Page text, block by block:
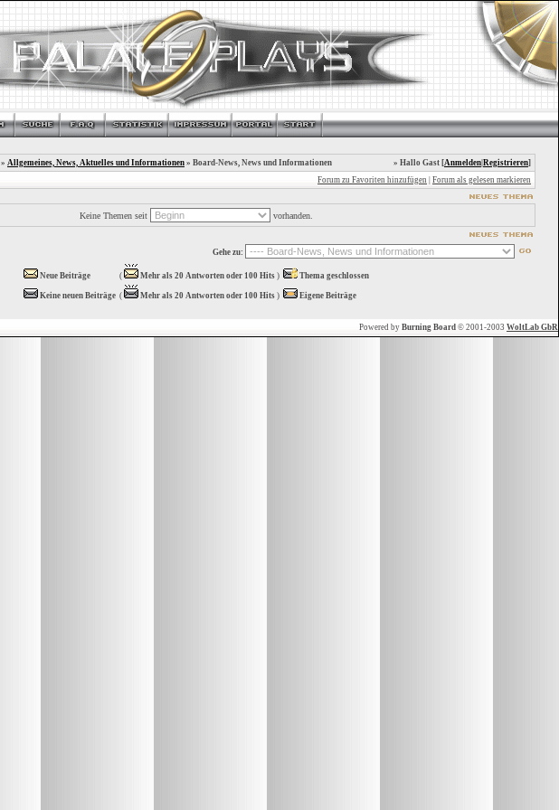
» Allgemeines, News, Aktuelles und Informationen » Board-News, News und Informationen » Hallo Gast [Anmelden Registrieren]
Forum zu Favoriten hinzufügen Forum als gelesen markieren
Keine Themen seit vorhanden.
Gehe zu:
Neue Beiträge ( Mehr als 20 Antworten oder 100 Hits ) Thema geschlossen
Keine neuen Beiträge ( Mehr als 20 Antworten oder 100 Hits ) Eigene Beiträge
Powered by Burning Board © 2001-2003 WoltLab GbR